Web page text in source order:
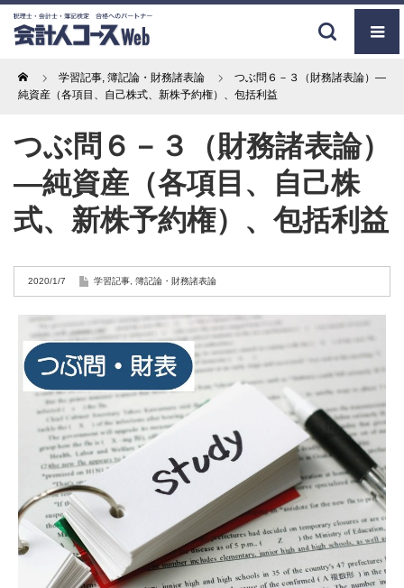
Home 学習記事, 簿記論・財務諸表論
つぶ問６－３（財務諸表論）―
純資産（各項目、自己株式、新株予約権）、包括利益
つぶ問６－３（財務諸表論）
―純資産（各項目、自己株
式、新株予約権）、包括利益
2020/1/7 学習記事 簿記論・財務諸表論